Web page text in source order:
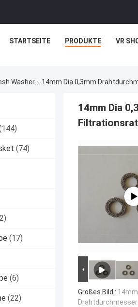
STARTSEITE PRODUKTE VR
Washer 14mm Dia 0,3mm
(74)
(17)
(6)
(22)
14mm Dia
Großes Bild :